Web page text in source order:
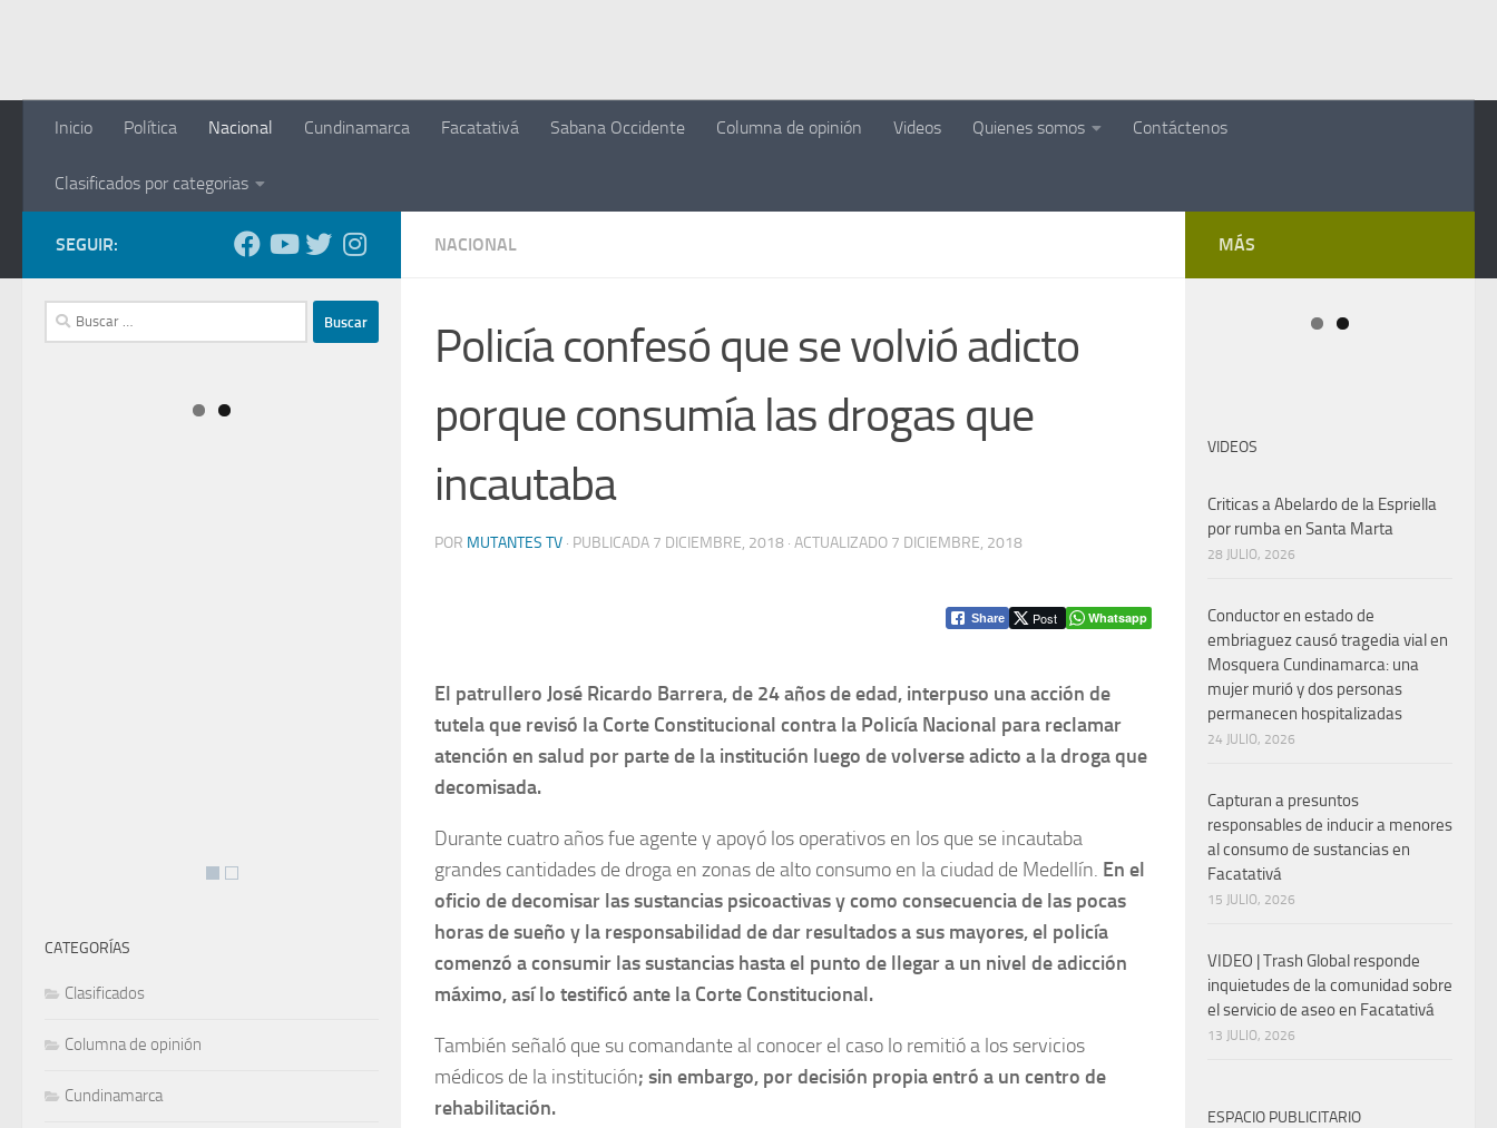
Inicio Política Nacional Cundinamarca Facatativá Sabana Occidente Columna de opinión Videos Quienes somos Contáctenos
Clasificados por categorias
NACIONAL
Policía confesó que se volvió adicto
porque consumía las drogas que
incautaba
POR MUTANTES TV · PUBLICADA 7 DICIEMBRE, 2018 · ACTUALIZADO 7 DICIEMBRE, 2018
Share Post Whatsapp
El patrullero José Ricardo Barrera, de 24 años de edad, interpuso una acción de
tutela que revisó la Corte Constitucional contra la Policía Nacional para reclamar
atención en salud por parte de la institución luego de volverse adicto a la droga que
decomisada.
Durante cuatro años fue agente y apoyó los operativos en los que se incautaba
grandes cantidades de droga en zonas de alto consumo en la ciudad de Medellín. En el
oficio de decomisar las sustancias psicoactivas y como consecuencia de las pocas
horas de sueño y la responsabilidad de dar resultados a sus mayores, el policía
comenzó a consumir las sustancias hasta el punto de llegar a un nivel de adicción
máximo, así lo testificó ante la Corte Constitucional.
También señaló que su comandante al conocer el caso lo remitió a los servicios
médicos de la institución; sin embargo, por decisión propia entró a un centro de
rehabilitación.
SEGUIR:
Buscar:
CATEGORÍAS
Clasificados
Columna de opinión
Cundinamarca
MÁS
VIDEOS
Criticas a Abelardo de la Espriella
por rumba en Santa Marta
28 JULIO, 2026
Conductor en estado de
embriaguez causó tragedia vial en
Mosquera Cundinamarca: una
mujer murió y dos personas
permanecen hospitalizadas
24 JULIO, 2026
Capturan a presuntos
responsables de inducir a menores
al consumo de sustancias en
Facatativá
15 JULIO, 2026
VIDEO | Trash Global responde
inquietudes de la comunidad sobre
el servicio de aseo en Facatativá
13 JULIO, 2026
ESPACIO PUBLICITARIO